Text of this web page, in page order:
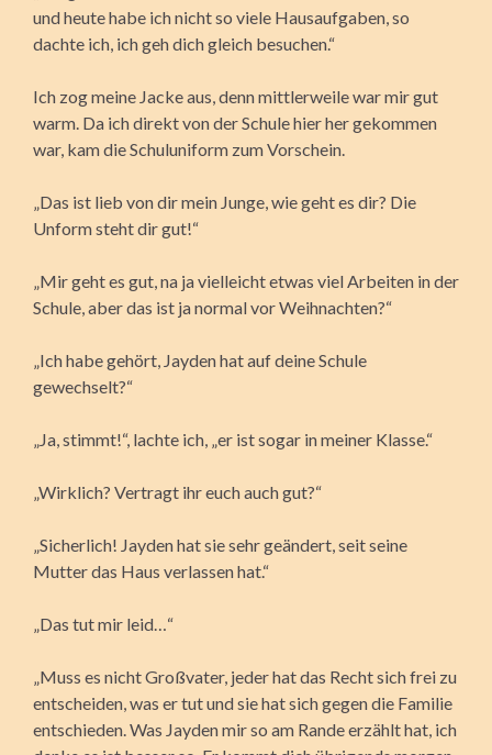
und heute habe ich nicht so viele Hausaufgaben, so
dachte ich, ich geh dich gleich besuchen.“
Ich zog meine Jacke aus, denn mittlerweile war mir gut
warm. Da ich direkt von der Schule hier her gekommen
war, kam die Schuluniform zum Vorschein.
„Das ist lieb von dir mein Junge, wie geht es dir? Die
Unform steht dir gut!“
„Mir geht es gut, na ja vielleicht etwas viel Arbeiten in der
Schule, aber das ist ja normal vor Weihnachten?“
„Ich habe gehört, Jayden hat auf deine Schule
gewechselt?“
„Ja, stimmt!“, lachte ich, „er ist sogar in meiner Klasse.“
„Wirklich? Vertragt ihr euch auch gut?“
„Sicherlich! Jayden hat sie sehr geändert, seit seine
Mutter das Haus verlassen hat.“
„Das tut mir leid…“
„Muss es nicht Großvater, jeder hat das Recht sich frei zu
entscheiden, was er tut und sie hat sich gegen die Familie
entschieden. Was Jayden mir so am Rande erzählt hat, ich